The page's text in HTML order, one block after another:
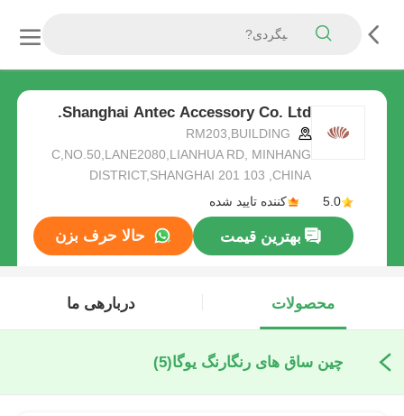
Shanghai Antec Accessory Co. Ltd.
RM203,BUILDING
C,NO.50,LANE2080,LIANHUA RD, MINHANG
DISTRICT,SHANGHAI 201 103 ,CHINA
5.0
کننده تایید شده
بهترین قیمت حالا حرف بزن
محصولات دربارهی ما
چین ساق های رنگارنگ یوگا(5)